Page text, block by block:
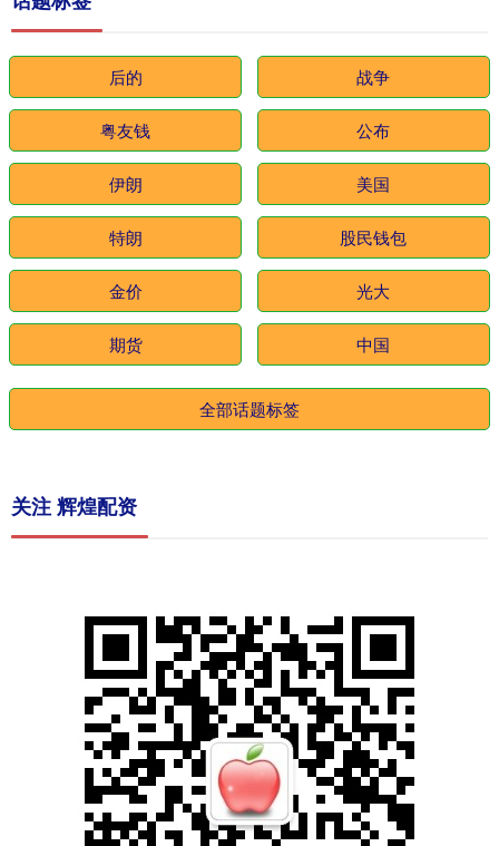
后的 战争
粤友钱 公布
伊朗 美国
特朗 股民钱包
金价 光大
期货 中国
全部话题标签
关注 辉煌配资